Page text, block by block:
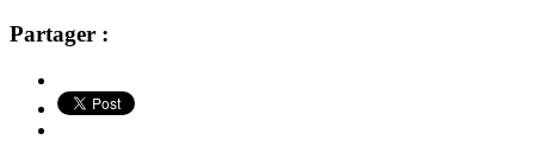
Partager :